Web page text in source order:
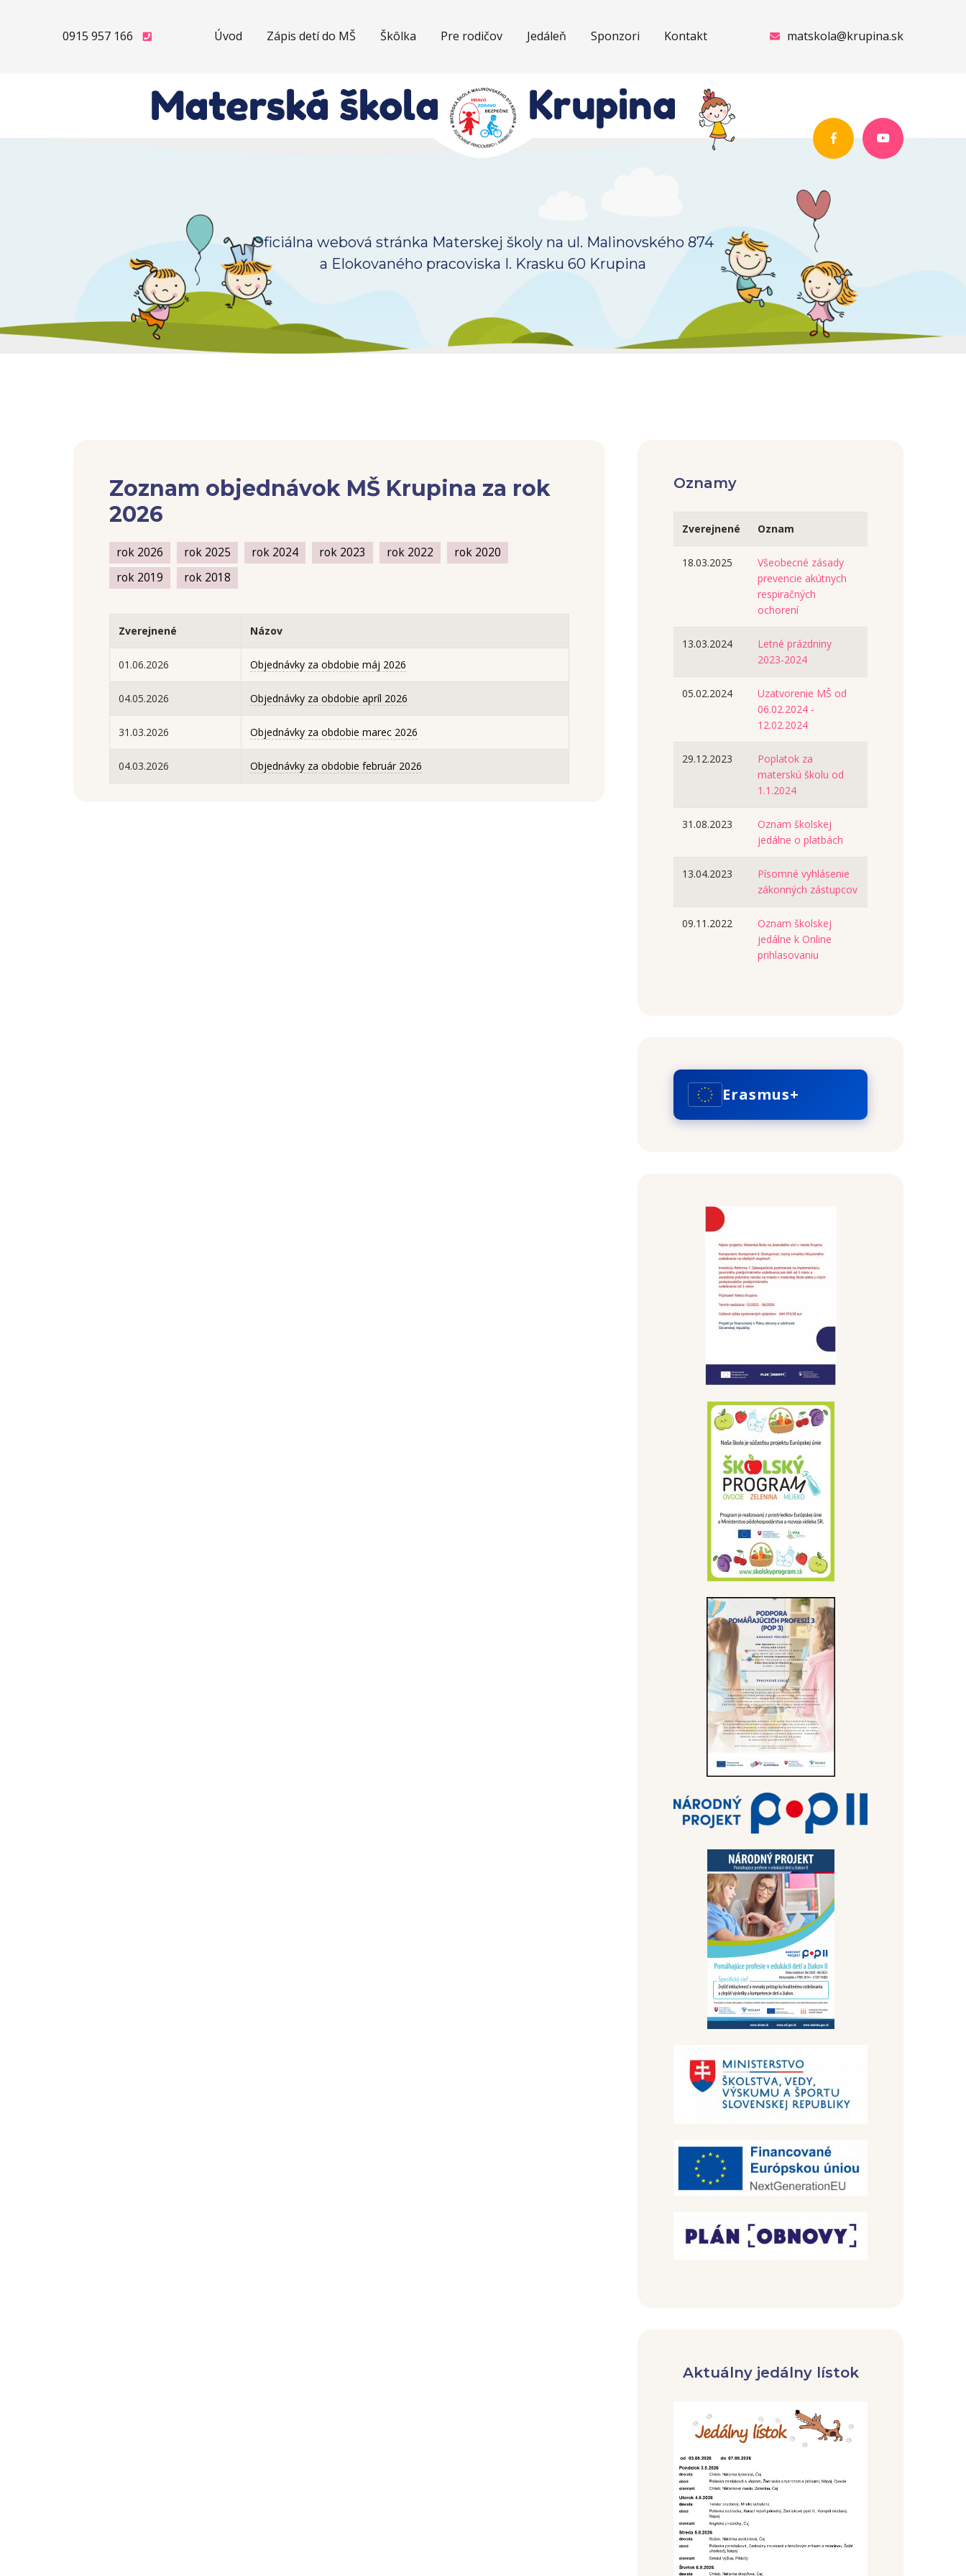
0915 957 166 matskola@krupina.sk
Úvod Zápis detí do MŠ Škôlka Pre rodičov Jedáleň Sponzori Kontakt
Oficiálna webová stránka Materskej školy na ul. Malinovského 874
a Elokovaného pracoviska I. Krasku 60 Krupina
Zoznam objednávok MŠ Krupina za rok
2026
rok 2026 rok 2025 rok 2024 rok 2023 rok 2022
rok 2020
rok 2019
rok 2018
Zverejnené Názov
01.06.2026 Objednávky za obdobie máj 2026
04.05.2026 Objednávky za obdobie apríl 2026
31.03.2026 Objednávky za obdobie marec 2026
04.03.2026 Objednávky za obdobie február 2026
Oznamy
Zverejnené Oznam
18.03.2025
Všeobecné zásady
prevencie akútnych
respiračných
ochorení
13.03.2024
Letné prázdniny
2023-2024
05.02.2024
Uzatvorenie MŠ od
06.02.2024 -
12.02.2024
29.12.2023
Poplatok za
materskú školu od
1.1.2024
31.08.2023
Oznam školskej
jedálne o platbách
13.04.2023
Písomné vyhlásenie
zákonných zástupcov
09.11.2022
Oznam školskej
jedálne k Online
prihlasovaniu
Erasmus+
Aktuálny jedálny lístok